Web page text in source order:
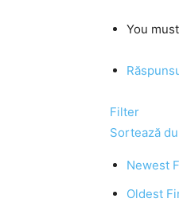
You must
Filter
Sortează
Newest
Oldest